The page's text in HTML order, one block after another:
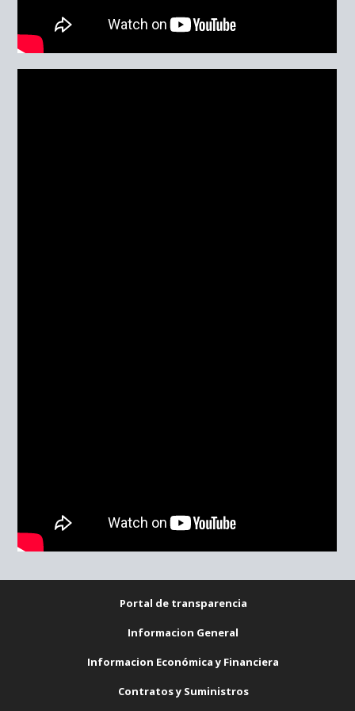
Portal de transparencia
Informacion General
Informacion Económica y Financiera
Contratos y Suministros